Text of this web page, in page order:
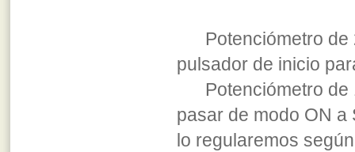
Potenciómetro de
pulsador de inicio
Potenciómetro de
pasar de modo ON
lo regularemos